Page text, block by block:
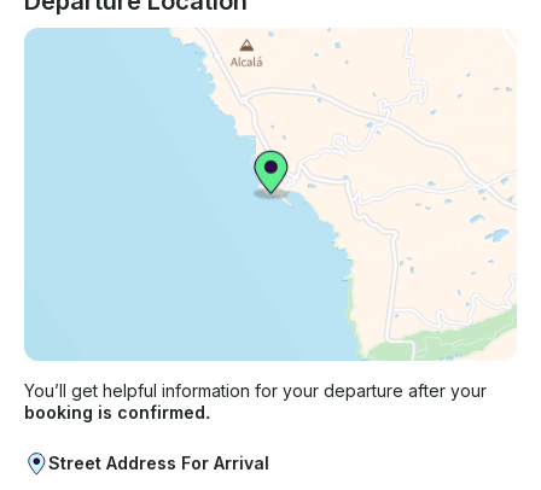
You’ll get helpful information for your departure after your
booking is confirmed.
Street Address For Arrival